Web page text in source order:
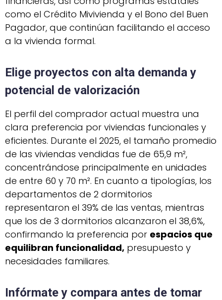
como el Crédito Mivivienda y el Bono del Buen
Pagador, que continúan facilitando el acceso
a la vivienda formal.
Elige proyectos con alta demanda y
potencial de valorización
El perfil del comprador actual muestra una
clara preferencia por viviendas funcionales y
eficientes. Durante el 2025, el tamaño promedio
de las viviendas vendidas fue de 65,9 m²,
concentrándose principalmente en unidades
de entre 60 y 70 m². En cuanto a tipologías, los
departamentos de 2 dormitorios
representaron el 39% de las ventas, mientras
que los de 3 dormitorios alcanzaron el 38,6%,
confirmando la preferencia por espacios que
equilibran funcionalidad, presupuesto y
necesidades familiares.
Infórmate y compara antes de tomar